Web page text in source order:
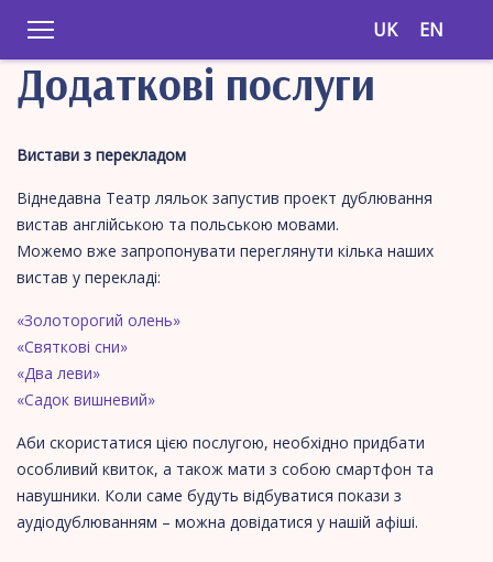
UK EN
Додаткові послуги
Вистави з перекладом
Віднедавна Театр ляльок запустив проект дублювання
вистав англійською та польською мовами.
Можемо вже запропонувати переглянути кілька наших
вистав у перекладі:
«Золоторогий олень»
«Святкові сни»
«Два леви»
«Садок вишневий»
Аби скористатися цією послугою, необхідно придбати
особливий квиток, а також мати з собою смартфон та
навушники. Коли саме будуть відбуватися покази з
аудіодублюванням – можна довідатися у нашій афіші.